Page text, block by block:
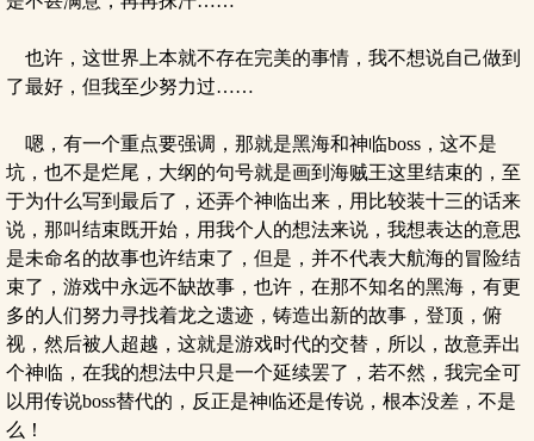
也许，这世界上本就不存在完美的事情，我不想说自己做到
了最好，但我至少努力过……
嗯，有一个重点要强调，那就是黑海和神临boss，这不是
坑，也不是烂尾，大纲的句号就是画到海贼王这里结束的，至
于为什么写到最后了，还弄个神临出来，用比较装十三的话来
说，那叫结束既开始，用我个人的想法来说，我想表达的意思
是未命名的故事也许结束了，但是，并不代表大航海的冒险结
束了，游戏中永远不缺故事，也许，在那不知名的黑海，有更
多的人们努力寻找着龙之遗迹，铸造出新的故事，登顶，俯
视，然后被人超越，这就是游戏时代的交替，所以，故意弄出
个神临，在我的想法中只是一个延续罢了，若不然，我完全可
以用传说boss替代的，反正是神临还是传说，根本没差，不是
么！